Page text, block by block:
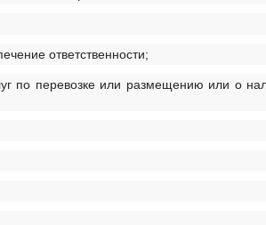
ответственности;
по перевозке или размещению или о